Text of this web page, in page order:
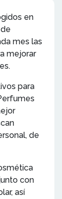
en
mes las
mejorar
para
de
con
así